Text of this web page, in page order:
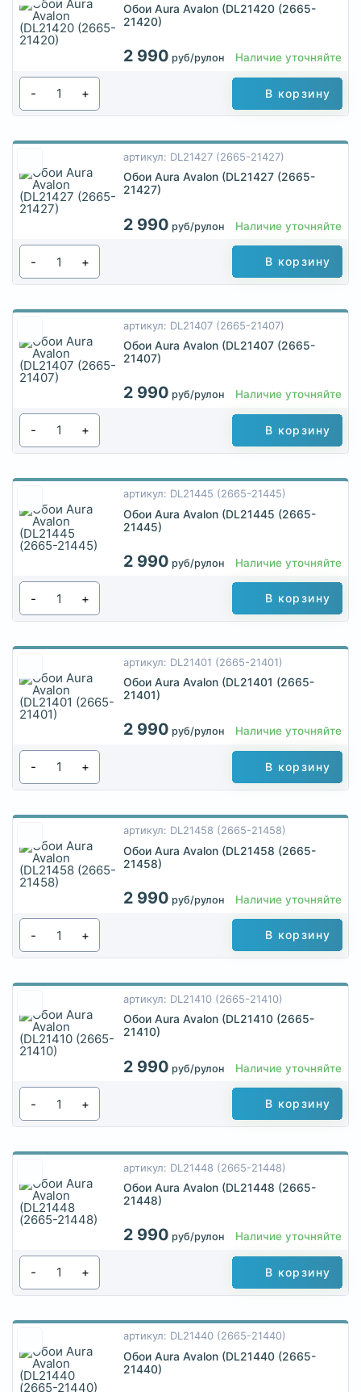
Обои Aura Avalon (DL21420 (2665-
21420)
2 990 руб/рулон Наличие уточняйте
- + В корзину
артикул: DL21427 (2665-21427)
Обои Aura Avalon (DL21427 (2665-
21427)
2 990 руб/рулон Наличие уточняйте
- + В корзину
артикул: DL21407 (2665-21407)
Обои Aura Avalon (DL21407 (2665-
21407)
2 990 руб/рулон Наличие уточняйте
- + В корзину
артикул: DL21445 (2665-21445)
Обои Aura Avalon (DL21445 (2665-
21445)
2 990 руб/рулон Наличие уточняйте
- + В корзину
артикул: DL21401 (2665-21401)
Обои Aura Avalon (DL21401 (2665-
21401)
2 990 руб/рулон Наличие уточняйте
- + В корзину
артикул: DL21458 (2665-21458)
Обои Aura Avalon (DL21458 (2665-
21458)
2 990 руб/рулон Наличие уточняйте
- + В корзину
артикул: DL21410 (2665-21410)
Обои Aura Avalon (DL21410 (2665-
21410)
2 990 руб/рулон Наличие уточняйте
- + В корзину
артикул: DL21448 (2665-21448)
Обои Aura Avalon (DL21448 (2665-
21448)
2 990 руб/рулон Наличие уточняйте
- + В корзину
артикул: DL21440 (2665-21440)
Обои Aura Avalon (DL21440 (2665-
21440)